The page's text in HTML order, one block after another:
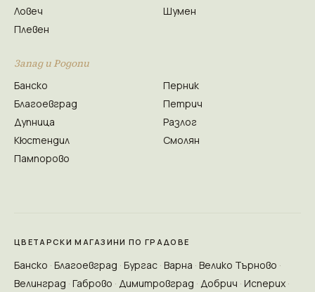
Ловеч
Плевен
Шумен
Запад и Родопи
Банско
Благоевград
Дупница
Кюстендил
Пампорово
Перник
Петрич
Разлог
Смолян
ЦВЕТАРСКИ МАГАЗИНИ ПО ГРАДОВЕ
Банско Благоевград Бургас Варна Велико Търново
Велинград Габрово Димитровград Добрич Исперих